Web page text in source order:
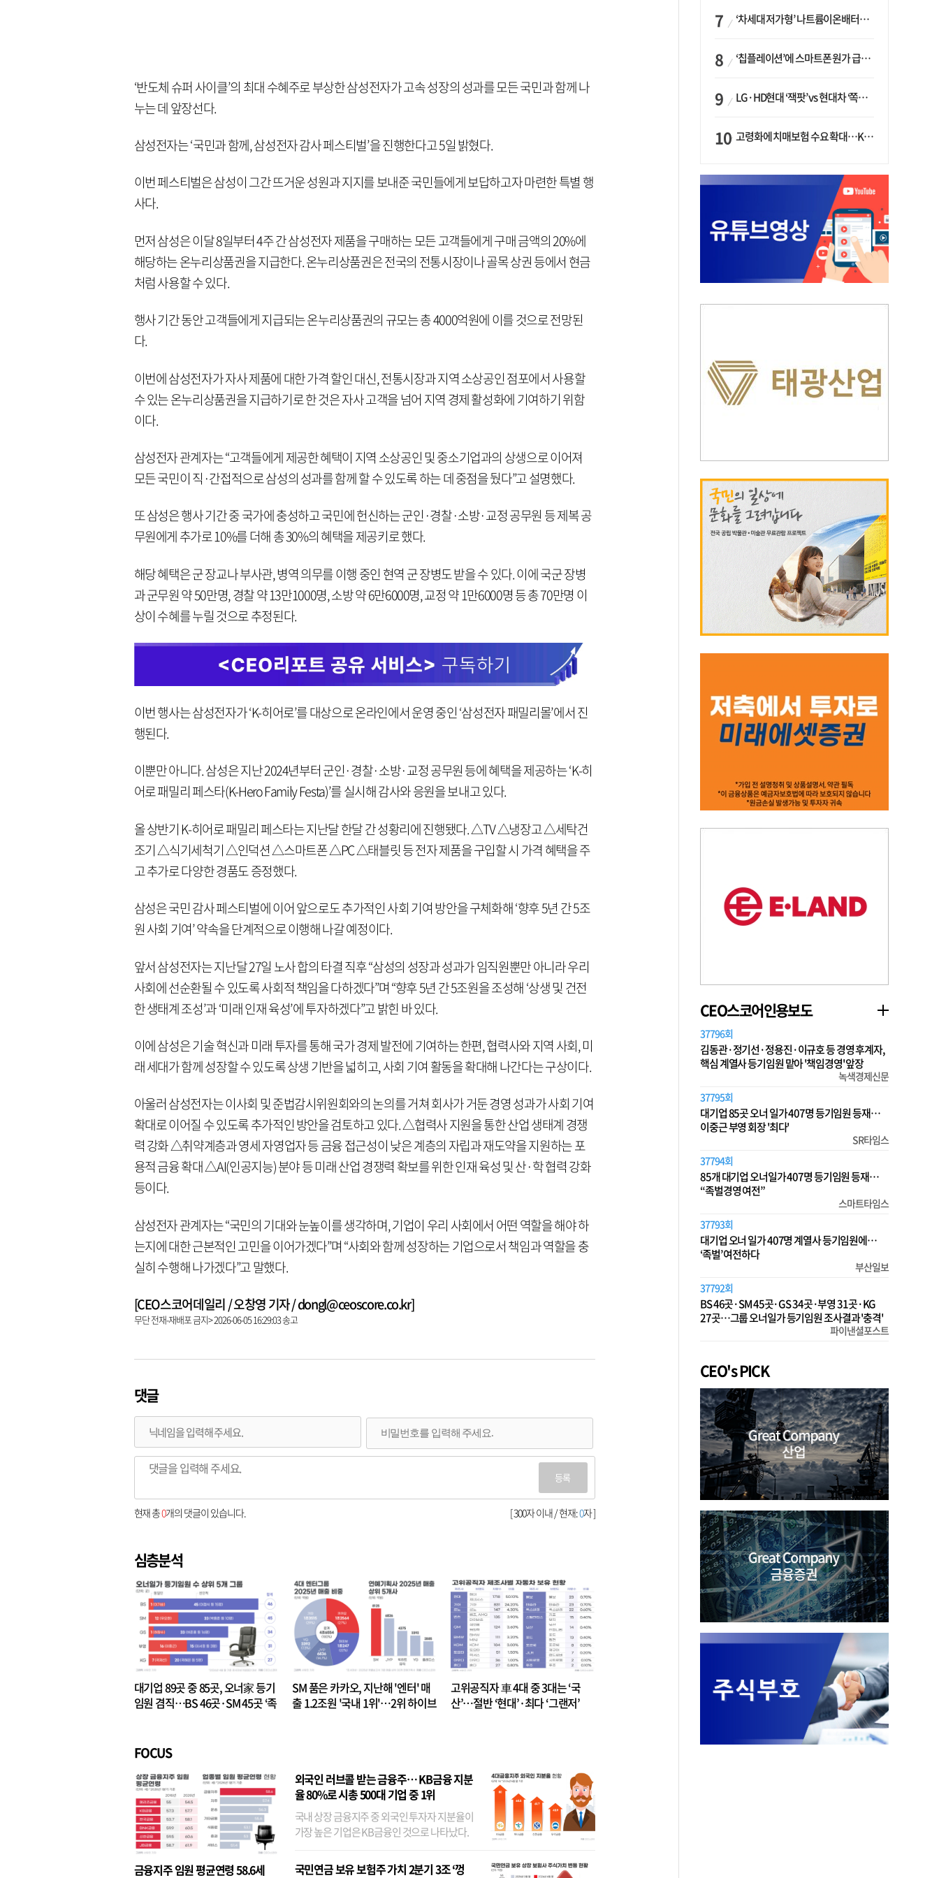
‘반도체 슈퍼 사이클’의 최대 수혜주로 부상한 삼성전자가 고속 성장의 성과를 모든 국민과 함께 나
누는 데 앞장선다.
삼성전자는 ‘국민과 함께, 삼성전자 감사 페스티벌’을 진행한다고 5일 밝혔다.
이번 페스티벌은 삼성이 그간 뜨거운 성원과 지지를 보내준 국민들에게 보답하고자 마련한 특별 행
사다.
먼저 삼성은 이달 8일부터 4주 간 삼성전자 제품을 구매하는 모든 고객들에게 구매 금액의 20%에
해당하는 온누리상품권을 지급한다. 온누리상품권은 전국의 전통시장이나 골목 상권 등에서 현금
처럼 사용할 수 있다.
행사 기간 동안 고객들에게 지급되는 온누리상품권의 규모는 총 4000억원에 이를 것으로 전망된
다.
이번에 삼성전자가 자사 제품에 대한 가격 할인 대신, 전통시장과 지역 소상공인 점포에서 사용할
수 있는 온누리상품권을 지급하기로 한 것은 자사 고객을 넘어 지역 경제 활성화에 기여하기 위함
이다.
삼성전자 관계자는 “고객들에게 제공한 혜택이 지역 소상공인 및 중소기업과의 상생으로 이어져
모든 국민이 직·간접적으로 삼성의 성과를 함께 할 수 있도록 하는 데 중점을 뒀다”고 설명했다.
또 삼성은 행사 기간 중 국가에 충성하고 국민에 헌신하는 군인·경찰·소방·교정 공무원 등 제복 공
무원에게 추가로 10%를 더해 총 30%의 혜택을 제공키로 했다.
해당 혜택은 군 장교나 부사관, 병역 의무를 이행 중인 현역 군 장병도 받을 수 있다. 이에 국군 장병
과 군무원 약 50만명, 경찰 약 13만1000명, 소방 약 6만6000명, 교정 약 1만6000명 등 총 70만명 이
상이 수혜를 누릴 것으로 추정된다.
이번 행사는 삼성전자가 ‘K-히어로’를 대상으로 온라인에서 운영 중인 ‘삼성전자 패밀리몰’에서 진
행된다.
이뿐만 아니다. 삼성은 지난 2024년부터 군인·경찰·소방·교정 공무원 등에 혜택을 제공하는 ‘K-히
어로 패밀리 페스타(K-Hero Family Festa)’를 실시해 감사와 응원을 보내고 있다.
올 상반기 K-히어로 패밀리 페스타는 지난달 한달 간 성황리에 진행됐다. △TV △냉장고 △세탁건
조기 △식기세척기 △인덕션 △스마트폰 △PC △태블릿 등 전자 제품을 구입할 시 가격 혜택을 주
고 추가로 다양한 경품도 증정했다.
삼성은 국민 감사 페스티벌에 이어 앞으로도 추가적인 사회 기여 방안을 구체화해 ‘향후 5년 간 5조
원 사회 기여’ 약속을 단계적으로 이행해 나갈 예정이다.
앞서 삼성전자는 지난달 27일 노사 합의 타결 직후 “삼성의 성장과 성과가 임직원뿐만 아니라 우리
사회에 선순환될 수 있도록 사회적 책임을 다하겠다”며 “향후 5년 간 5조원을 조성해 ‘상생 및 건전
한 생태계 조성’과 ‘미래 인재 육성’에 투자하겠다”고 밝힌 바 있다.
이에 삼성은 기술 혁신과 미래 투자를 통해 국가 경제 발전에 기여하는 한편, 협력사와 지역 사회, 미
래 세대가 함께 성장할 수 있도록 상생 기반을 넓히고, 사회 기여 활동을 확대해 나간다는 구상이다.
아울러 삼성전자는 이사회 및 준법감시위원회와의 논의를 거쳐 회사가 거둔 경영 성과가 사회 기여
확대로 이어질 수 있도록 추가적인 방안을 검토하고 있다. △협력사 지원을 통한 산업 생태계 경쟁
력 강화 △취약계층과 영세 자영업자 등 금융 접근성이 낮은 계층의 자립과 재도약을 지원하는 포
용적 금융 확대 △AI(인공지능) 분야 등 미래 산업 경쟁력 확보를 위한 인재 육성 및 산·학 협력 강화
등이다.
삼성전자 관계자는 “국민의 기대와 눈높이를 생각하며, 기업이 우리 사회에서 어떤 역할을 해야 하
는지에 대한 근본적인 고민을 이어가겠다”며 “사회와 함께 성장하는 기업으로서 책임과 역할을 충
실히 수행해 나가겠다”고 말했다.
[CEO스코어데일리 / 오창영 기자 / dongl@ceoscore.co.kr]
무단 전재-재배포 금지> 2026-06-05 16:29:03 송고
댓글
등록
[ 300자 이내 / 현재:0자 ]
현재 총0개의 댓글이 있습니다.
심층분석
대기업 89곳 중 85곳, 오너家 등기
임원 겸직…BS 46곳·SM 45곳 ‘족
SM 품은 카카오, 지난해 '엔터' 매
출 1.2조원 '국내 1위'…2위 하이브
고위공직자 車 4대 중 3대는 ‘국
산’…절반 ‘현대’·최다 ‘그랜저’
FOCUS
금융지주 임원 평균연령 58.6세
외국인 러브콜 받는 금융주… KB금융 지분
율 80%로 시총 500대 기업 중 1위
국내 상장 금융지주 중 외국인 투자자 지분율이
가장 높은 기업은 KB금융인 것으로 나타났다.
융이었다. 특히 KB금융은 지난달 말 기준 해외
국민연금 보유 보험주 가치 2분기 3조 ‘껑
‘차세대 저가형’ 나트륨이온배터리 시대 오나…LG화학·에코프로, 상용화 속도낸다
‘칩플레이션’에 스마트폰 원가 급등…삼성전자, ‘엑시노스’ 채택 확대하나
LG·HD현대 ‘잭팟’ vs 현대차 ‘쪽박’…글로벌 사모펀드, 韓 대기업 투자 ‘희비’
고령화에 치매보험 수요 확대…KB손보·삼성화재가 ‘시장 주도’
CEO스코어인용보도
37796회
김동관·정기선·정용진·이규호 등 경영 후계자,
핵심 계열사 등기임원 맡아 '책임경영' 앞장
녹색경제신문
37795회
대기업 85곳 오너 일가 407명 등기임원 등재…
이중근 부영 회장 '최다'
SR타임스
37794회
85개 대기업 오너일가 407명 등기임원 등재…
“족벌경영 여전”
스마트타임스
37793회
대기업 오너 일가 407명 계열사 등기임원에…
‘족벌’ 여전하다
부산일보
37792회
BS 46곳·SM 45곳·GS 34곳·부영 31곳·KG
27곳…그룹 오너일가 등기임원 조사결과 '충격'
파이낸셜포스트
CEO's PICK